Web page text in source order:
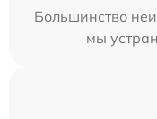
Большинство
мы